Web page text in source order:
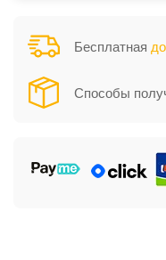
Бесплатная
Способы